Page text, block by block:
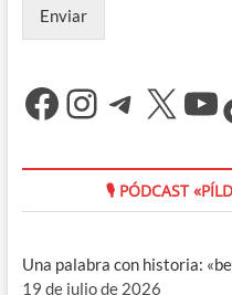
Enviar
Facebook
X
🎙 PÓDCAST
Una palabra con historia:
19 de julio de 2026